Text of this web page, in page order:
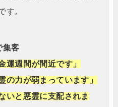
す。
集客
運週間が間近です」
の力が弱まっています」
いと悪霊に支配されま